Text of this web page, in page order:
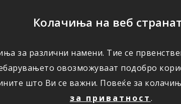
Колачиња на веб
за различни намени. Тие се
овозможуваат подобро
што Ви се важни. Повеќе за
за приватност.
ПОВОЛНОСТИ КОРИСНО ЗА НАС